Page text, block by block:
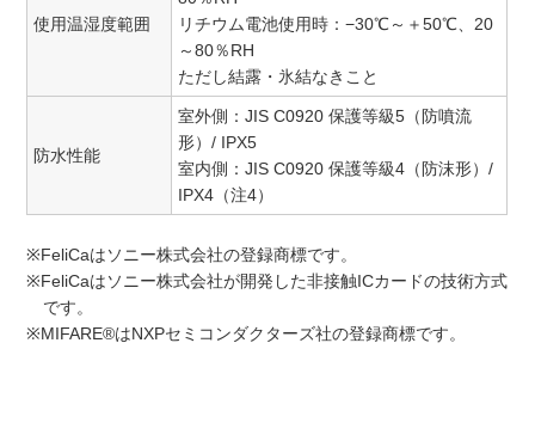
使用温湿度範囲
リチウム電池使用時：−30℃～＋50℃、20
～80％RH
ただし結露・氷結なきこと
防水性能
室外側：JIS C0920 保護等級5（防噴流
形）/ IPX5
室内側：JIS C0920 保護等級4（防沫形）/
IPX4（注4）
※FeliCaはソニー株式会社の登録商標です。
※FeliCaはソニー株式会社が開発した非接触ICカードの技術方式
です。
※MIFARE®はNXPセミコンダクターズ社の登録商標です。